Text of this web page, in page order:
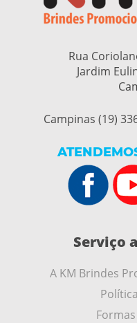
Rua
Jardim
Campinas (19)
Serviço
A KM Brindes